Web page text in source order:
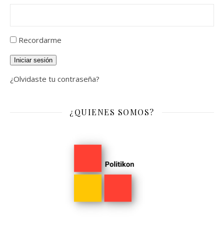
Recordarme
Iniciar sesión
¿Olvidaste tu contraseña?
¿QUIENES SOMOS?